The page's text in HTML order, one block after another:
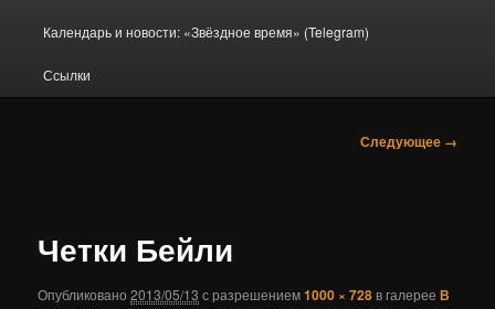
Календарь и новости: «Звёздное время» (Telegram)
Ссылки
Следующее →
Четки Бейли
Опубликовано2013/05/13 с разрешением1000 × 728 в галерееВ